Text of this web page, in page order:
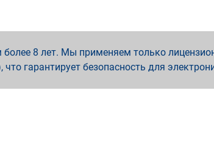
8 лет. Мы применяем только
гарантирует безопасность для